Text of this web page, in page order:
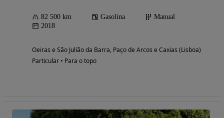
82 500 km Gasolina
Manual
2018
Oeiras e São Julião da Barra, Paço de Arcos e Caxias (Lisboa)
Particular • Para o topo